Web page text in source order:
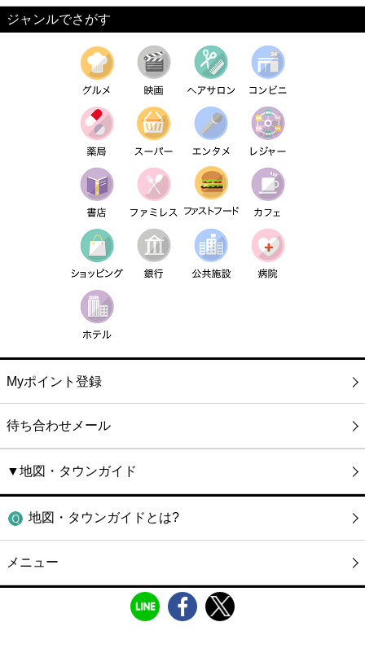
ジャンルでさがす
Myポイント登録
待ち合わせメール
▼地図・タウンガイド
地図・タウンガイドとは?
メニュー